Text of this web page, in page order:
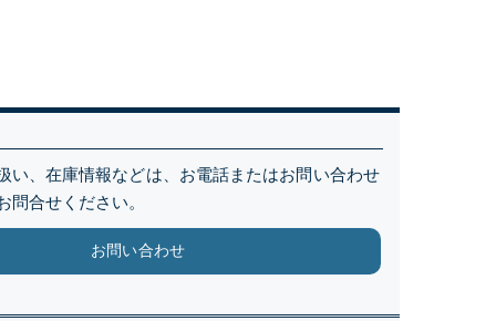
い、在庫情報などは、お電話またはお問い合わせ
問合せください。
お問い合わせ